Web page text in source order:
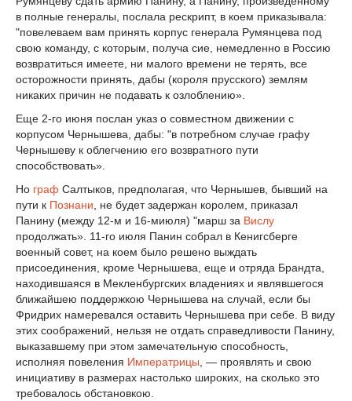
в полные генералы, послала рескрипт, в коем приказывала:
"повелеваем вам принять корпус генерала Румянцева под
свою команду, с которым, получа сие, немедленно в Россию
возвратиться имеете, ни малого времени не терять, все
осторожности принять, дабы (короля прусского) землям
никаких причин не подавать к озлоблению».
Еще 2-го июня послан указ о совместном движении с
корпусом Чернышева, дабы: "в потребном случае графу
Чернышеву к облегчению его возвратного пути
способствовать».
Но граф Салтыков, предполагая, что Чернышев, бывший на
пути к Познани , не будет задержан королем, приказал
Панину (между 12-м и 16-миюля) "марш за Вислу
продолжать». 11-го июля Панин собрал в Кенигсберге
военный совет, на коем было решено выждать
присоединения, кроме Чернышева, еще и отряда Брандта,
находившаяся в Мекленбургских владениях и являвшегося
ближайшею поддержкою Чернышева на случай, если бы
Фридрих намеревался оставить Чернышева при себе. В виду
этих соображений, нельзя не отдать справедливости Панину,
выказавшему при этом замечательную способность,
исполняя повеления Императрицы , — проявлять и свою
инициативу в размерах настолько широких, на сколько это
требовалось обстановкою.